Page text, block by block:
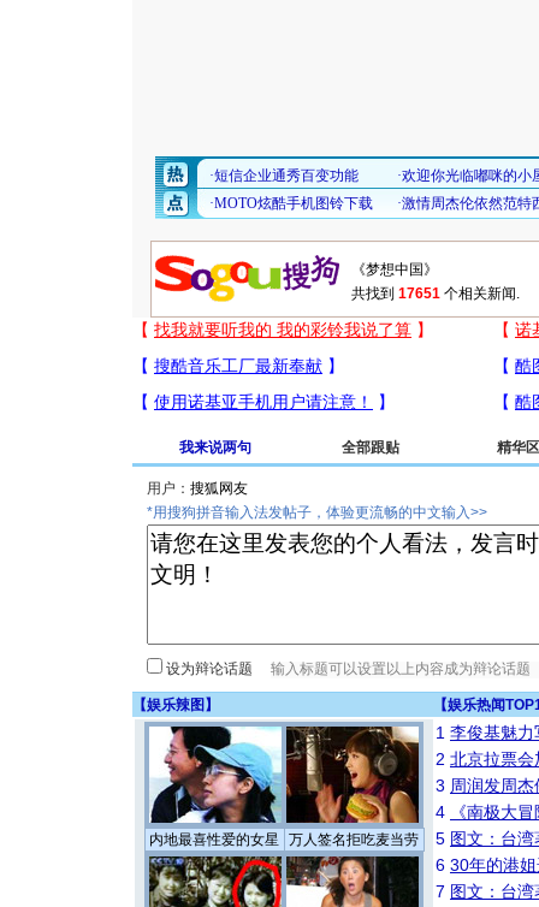
共找到 17651 个相关新闻.
我来说两句 全部跟贴 精华区
用户：
*用搜狗拼音输入法发帖子，体验更流畅的中文输入>>
设为辩论话题
【娱乐辣图 】 【娱乐热闻
内地最喜性爱的女星 万人签名拒吃麦当劳
1 李俊基魅力
2 北京拉票
3 周润发周
4
《南极大
5 图文：台
6 30年的港
7 图文：台